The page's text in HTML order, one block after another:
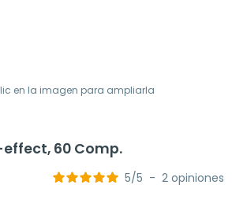
en la imagen para ampliarla
effect, 60 Comp.
5/5 - 2 opiniones